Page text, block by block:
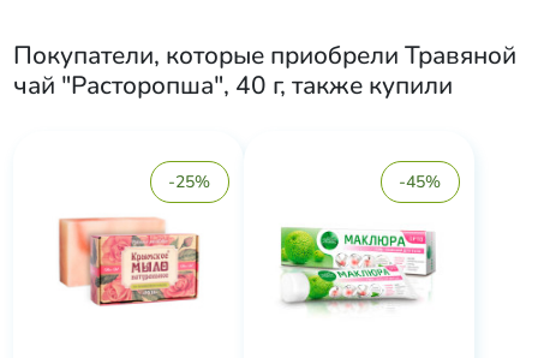
Покупатели, которые приобрели Травяной
чай "Расторопша", 40 г, также купили
-25% -45%